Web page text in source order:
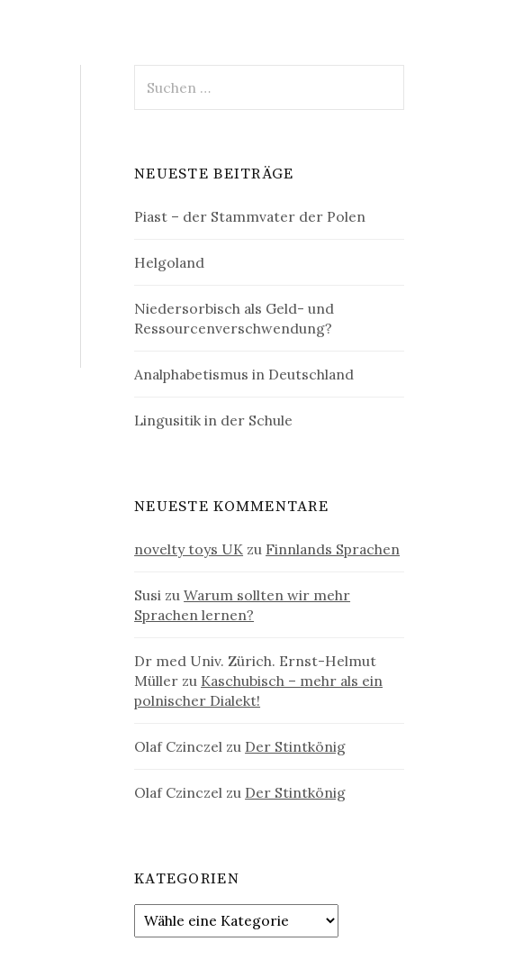
nach:
NEUESTE BEITRÄGE
Piast – der Stammvater der Polen
Helgoland
Niedersorbisch als Geld- und
Ressourcenverschwendung?
Analphabetismus in Deutschland
Lingusitik in der Schule
NEUESTE KOMMENTARE
novelty toys UK zu Finnlands Sprachen
Susi zuWarum sollten wir mehr
Sprachen lernen?
Dr med Univ. Zürich. Ernst-Helmut
Müller zu Kaschubisch – mehr als ein
polnischer Dialekt!
Olaf Czinczel zu Der Stintkönig
Olaf Czinczel zu Der Stintkönig
KATEGORIEN